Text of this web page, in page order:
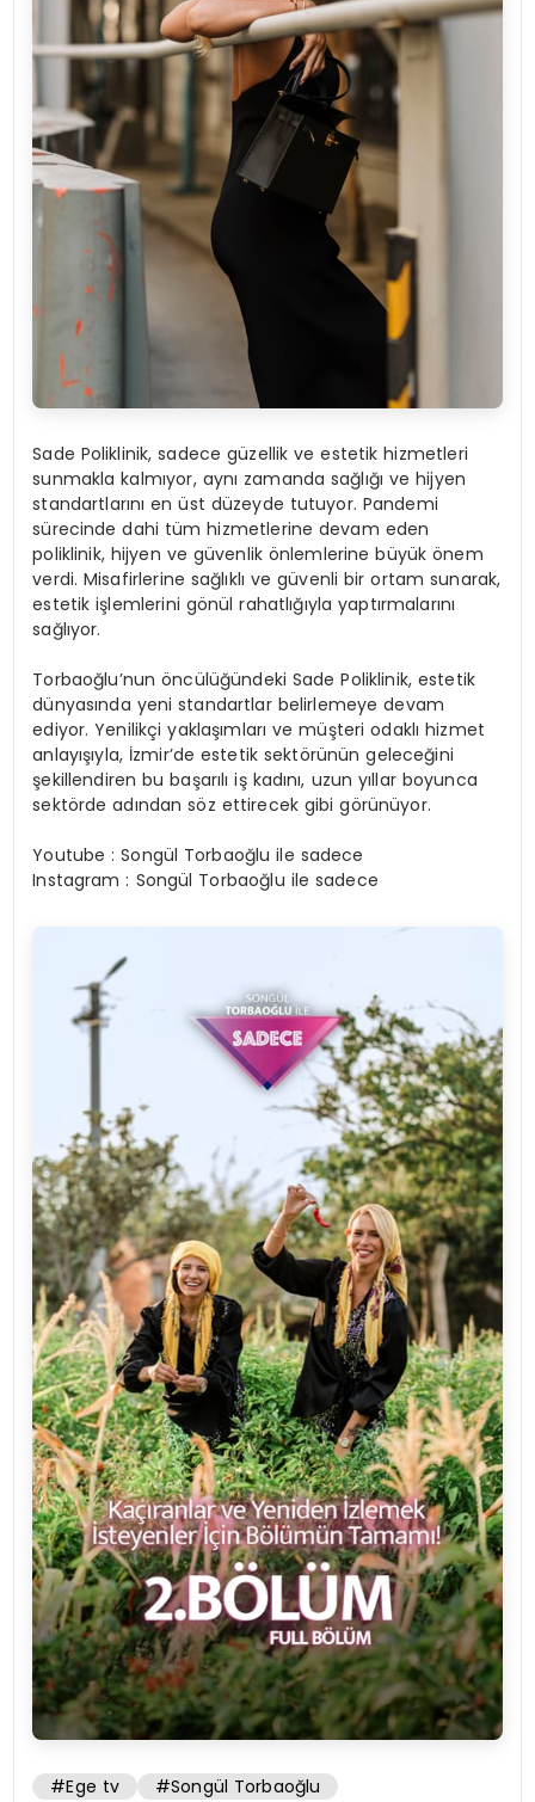
Sade Poliklinik, sadece güzellik ve estetik hizmetleri
sunmakla kalmıyor, aynı zamanda sağlığı ve hijyen
standartlarını en üst düzeyde tutuyor. Pandemi
sürecinde dahi tüm hizmetlerine devam eden
poliklinik, hijyen ve güvenlik önlemlerine büyük önem
verdi. Misafirlerine sağlıklı ve güvenli bir ortam sunarak,
estetik işlemlerini gönül rahatlığıyla yaptırmalarını
sağlıyor.
Torbaoğlu’nun öncülüğündeki Sade Poliklinik, estetik
dünyasında yeni standartlar belirlemeye devam
ediyor. Yenilikçi yaklaşımları ve müşteri odaklı hizmet
anlayışıyla, İzmir’de estetik sektörünün geleceğini
şekillendiren bu başarılı iş kadını, uzun yıllar boyunca
sektörde adından söz ettirecek gibi görünüyor.
Youtube : Songül Torbaoğlu ile sadece
Instagram : Songül Torbaoğlu ile sadece
#Ege tv #Songül Torbaoğlu